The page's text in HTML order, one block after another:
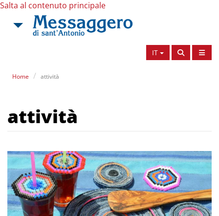
Salta al contenuto principale
IT
Home attività
attività